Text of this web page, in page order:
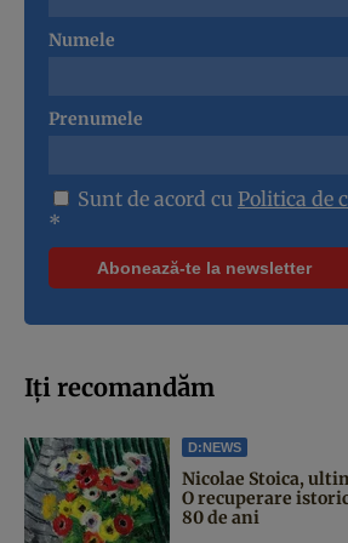
Numele
Prenumele
Sunt de acord cu Politica de
*
Iți recomandăm
D:NEWS
Nicolae Stoica,
O recuperare
80 de ani